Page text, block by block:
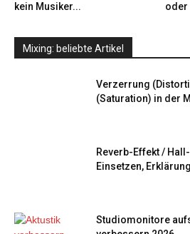
kein Musiker...
oder
Mixing: beliebte Artikel
Verzerrung
(Saturation) in der
Reverb-Effekt /
Einsetzen, Erklärung
Studiomonitore